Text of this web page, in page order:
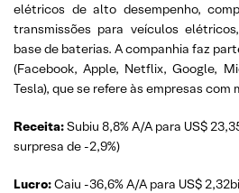
elétricos de alto desempenho,
transmissões para veículos
base de baterias. A companhia faz
(Facebook, Apple, Netflix, Google,
Tesla), que se refere às empresas com
Receita:Subiu 8,8% A/A para US$
surpresa de -2,9%)
Lucro:Caiu -36,6% A/A para US$